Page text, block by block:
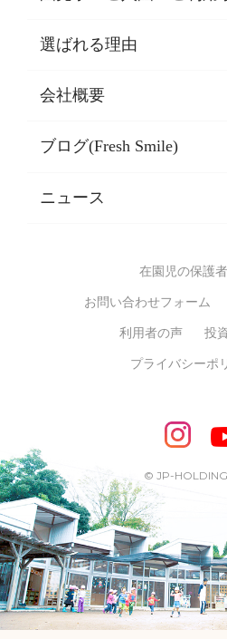
園見学・ご入園・ご利用
東京都認証保育所空き状
選ばれる理由
選ばれる理由一覧
乳児期・幼児期・
バイリンガル保育園
スポーツ保育園
モンテッソーリ式保
STEAMS保育・学童
めざせ！バイリンガ
めざせ！アスリート
ピアノ教室♪ ドレミっ
めざせ!HIPHOPダン
輝け！チアリーダー
学童期向けプログラ
SDGs・異文化交流な
会社概要
会社概要
SDGsについて
ブログ(Fresh Smile)
ニュース
在園児の保護
お問い合わせフォーム
利用者の声 投
プライバシーポ
© JP-